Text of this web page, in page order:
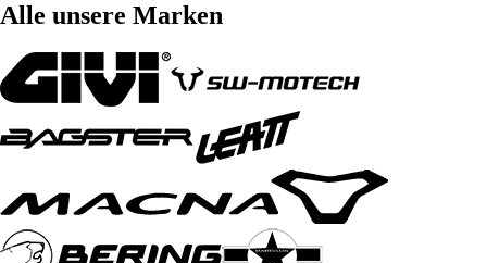
Alle unsere Marken